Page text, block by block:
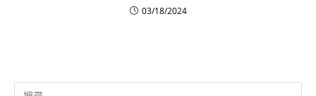
03/18/2024
Search